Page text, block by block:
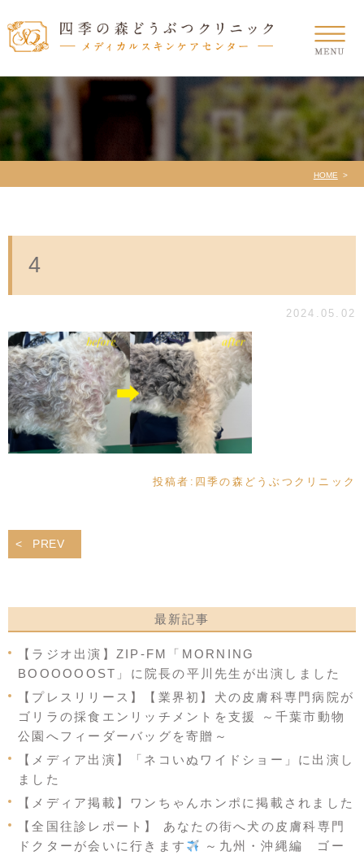
HOME
4
2024.05.02
投稿者: 四季の森どうぶつクリニック
PREV
最新記事
【ラジオ出演】ZIP-FM「MORNING
BOOOOOOST」に院長の平川先生が出演しました
【プレスリリース】【業界初】犬の皮膚科専門病院が
ゴリラの採食エンリッチメントを支援 ～千葉市動物
公園へフィーダーバッグを寄贈～
【メディア出演】「ネコいぬワイドショー」に出演し
ました
【メディア掲載】ワンちゃんホンポに掲載されました
【全国往診レポート】 あなたの街へ犬の皮膚科専門
ドクターが会いに行きます
～九州・沖縄編 ゴー